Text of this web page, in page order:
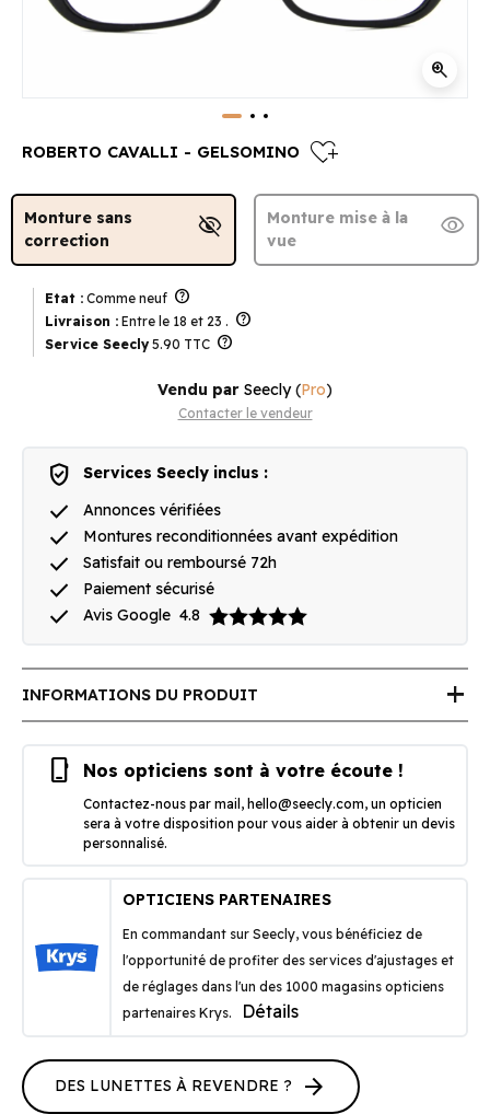
zoom_in
ROBERTO CAVALLI - GELSOMINO heart_plus
Monture sans
correction
visibility_off
Monture mise à la
vue
visibility
Etat : Comme neuf help
Livraison : Entre le 18 et 23 . help
Service Seecly 5.90 TTC help
Vendu par Seecly(Pro)
Contacter le vendeur
verified_user Services Seecly inclus :
done Annonces vérifiées
done Montures reconditionnées avant expédition
done Satisfait ou remboursé 72h
done Paiement sécurisé
done Avis Google 4.8
INFORMATIONS DU PRODUIT add
phone_iphone Nos opticiens sont à votre écoute !
Contactez-nous par mail, hello@seecly.com, un opticien
sera à votre disposition pour vous aider à obtenir un devis
personnalisé.
OPTICIENS PARTENAIRES
En commandant sur Seecly, vous bénéficiez de
l'opportunité de profiter des services d'ajustages et
de réglages dans l'un des 1000 magasins opticiens
partenaires Krys.
Détails
DES LUNETTES À REVENDRE ? arrow_forward